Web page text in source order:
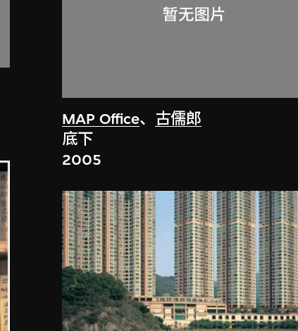
MAP Office、 古儒郎
底下
2005